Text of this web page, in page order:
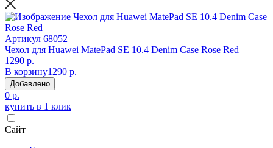
Артикул 68052
Чехол для Huawei MatePad SE 10.4 Denim Case Rose Red
1290 р.
В корзину1290 р.
Добавлено
0 р.
купить в 1 клик
Сайт